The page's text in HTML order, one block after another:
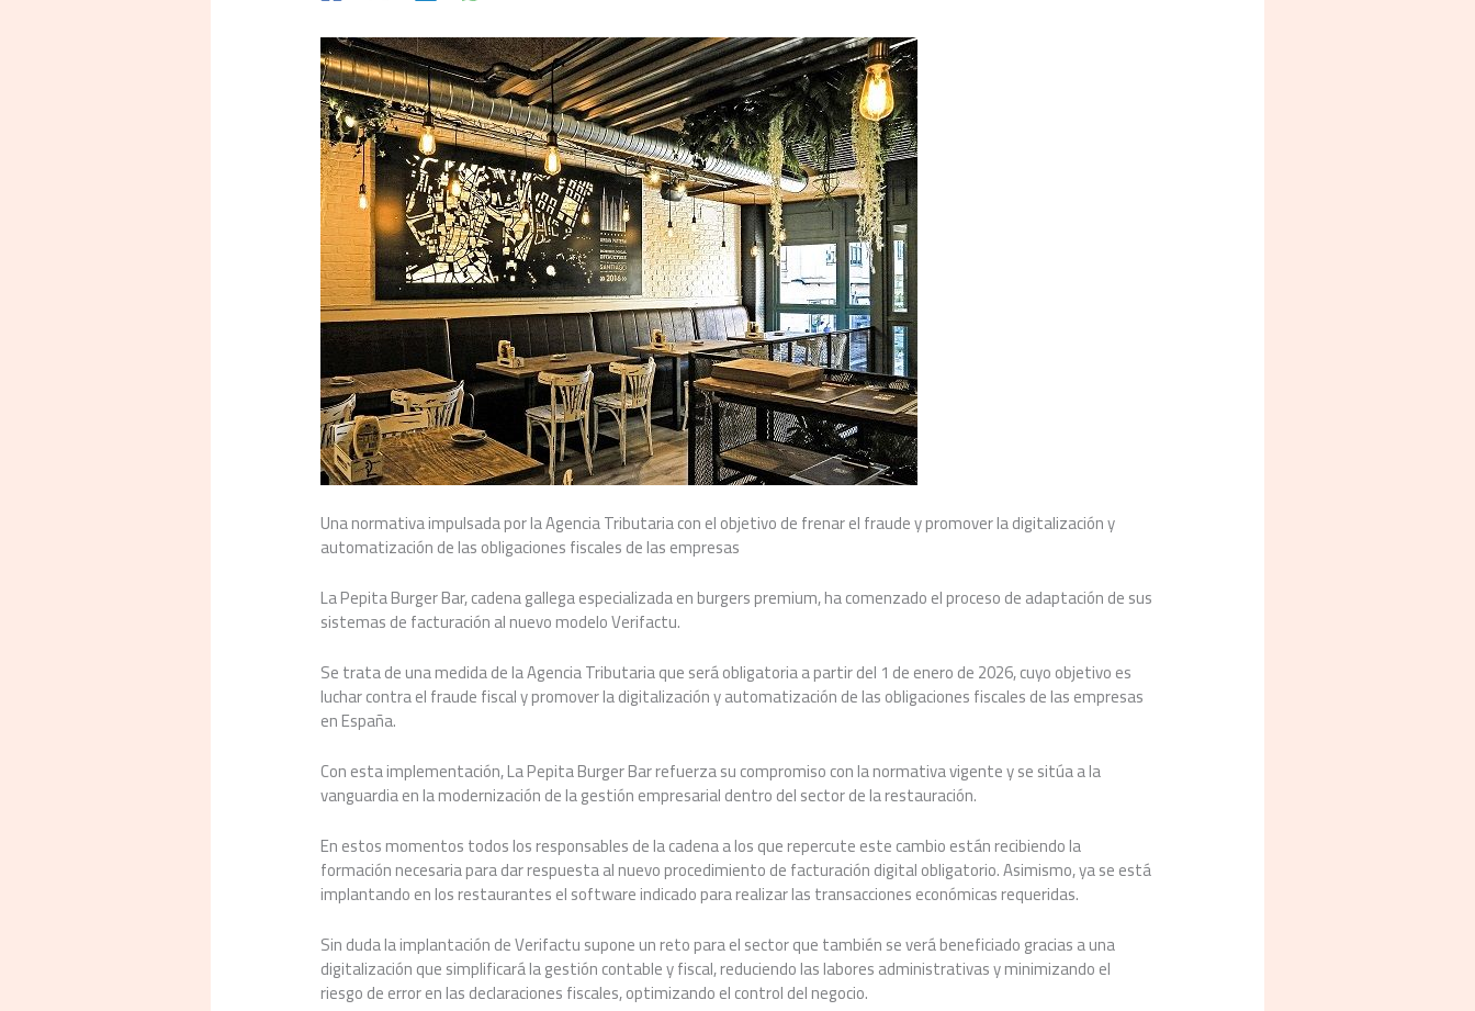
Una normativa impulsada por la Agencia Tributaria con el objetivo de frenar el fraude y promover la digitalización y
automatización de las obligaciones fiscales de las empresas
La Pepita Burger Bar, cadena gallega especializada en burgers premium, ha comenzado el proceso de adaptación de sus
sistemas de facturación al nuevo modelo Verifactu.
Se trata de una medida de la Agencia Tributaria que será obligatoria a partir del 1 de enero de 2026, cuyo objetivo es
luchar contra el fraude fiscal y promover la digitalización y automatización de las obligaciones fiscales de las empresas
en España.
Con esta implementación, La Pepita Burger Bar refuerza su compromiso con la normativa vigente y se sitúa a la
vanguardia en la modernización de la gestión empresarial dentro del sector de la restauración.
En estos momentos todos los responsables de la cadena a los que repercute este cambio están recibiendo la
formación necesaria para dar respuesta al nuevo procedimiento de facturación digital obligatorio. Asimismo, ya se está
implantando en los restaurantes el software indicado para realizar las transacciones económicas requeridas.
Sin duda la implantación de Verifactu supone un reto para el sector que también se verá beneficiado gracias a una
digitalización que simplificará la gestión contable y fiscal, reduciendo las labores administrativas y minimizando el
riesgo de error en las declaraciones fiscales, optimizando el control del negocio.